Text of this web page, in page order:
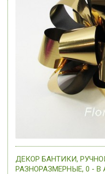
ДЕКОР БАНТИКИ,
РАЗНОРАЗМЕРНЫЕ, 0 -